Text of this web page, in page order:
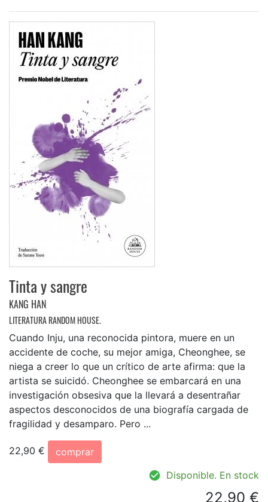
Tinta y sangre
KANG HAN
LITERATURA RANDOM HOUSE.
Cuando Inju, una reconocida pintora, muere en un
accidente de coche, su mejor amiga, Cheonghee, se
niega a creer lo que un crítico de arte afirma: que la
artista se suicidó. Cheonghee se embarcará en una
investigación obsesiva que la llevará a desentrañar
aspectos desconocidos de una biografía cargada de
fragilidad y desamparo. Pero ...
22,90 €
comprar
Disponible. En stock
22,90 €